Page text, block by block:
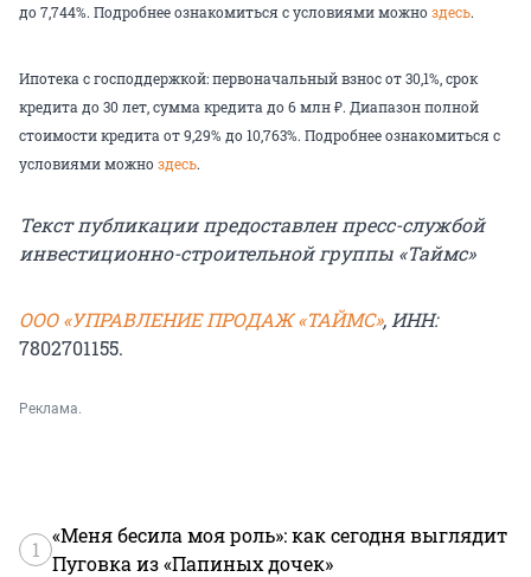
до 7,744%. Подробнее ознакомиться с условиями можно здесь.
Ипотека с господдержкой: первоначальный взнос от 30,1%, срок
кредита до 30 лет, сумма кредита до 6 млн ₽. Диапазон полной
стоимости кредита от 9,29% до 10,763%. Подробнее ознакомиться с
условиями можно здесь.
Текст публикации предоставлен пресс-службой
инвестиционно-строительной группы «Таймс»
ООО «УПРАВЛЕНИЕ ПРОДАЖ «ТАЙМС», ИНН:
7802701155.
Реклама.
1
«Меня бесила моя роль»: как сегодня выглядит
Пуговка из «Папиных дочек»